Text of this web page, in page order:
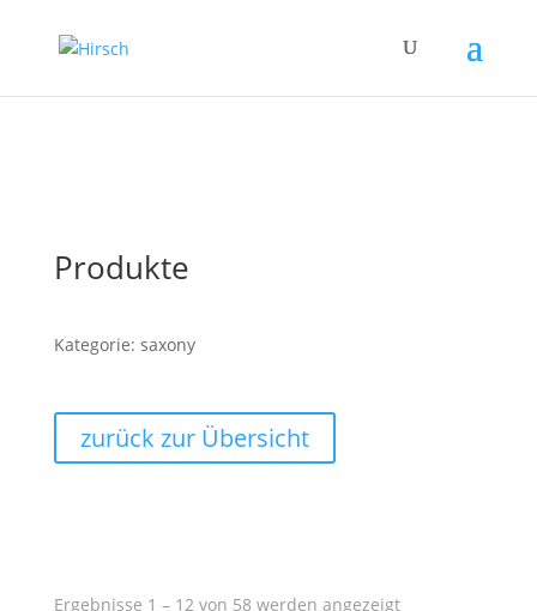
Produkte
Kategorie: saxony
zurück zur Übersicht
Ergebnisse 1 – 12 von 58 werden angezeigt